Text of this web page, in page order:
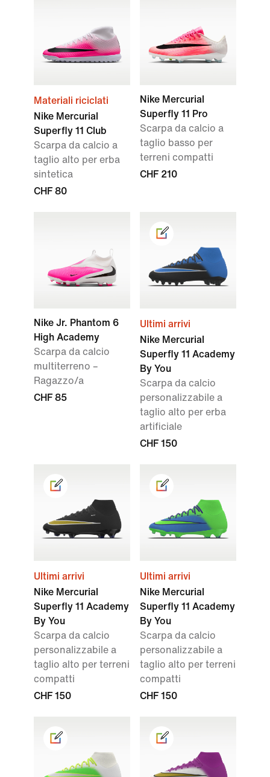
Materiali riciclati
Nike Mercurial
Superfly 11 Club
Scarpa da calcio a
taglio alto per erba
sintetica
CHF 80
Nike Mercurial
Superfly 11 Pro
Scarpa da calcio a
taglio basso per
terreni compatti
CHF 210
Nike Jr. Phantom 6
High Academy
Scarpa da calcio
multiterreno –
Ragazzo/a
CHF 85
Ultimi arrivi
Nike Mercurial
Superfly 11 Academy
By You
Scarpa da calcio
personalizzabile a
taglio alto per erba
artificiale
CHF 150
Ultimi arrivi
Nike Mercurial
Superfly 11 Academy
By You
Scarpa da calcio
personalizzabile a
taglio alto per terreni
compatti
CHF 150
Ultimi arrivi
Nike Mercurial
Superfly 11 Academy
By You
Scarpa da calcio
personalizzabile a
taglio alto per terreni
compatti
CHF 150